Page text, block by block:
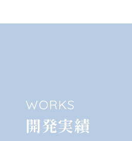
WORKS
開発実績